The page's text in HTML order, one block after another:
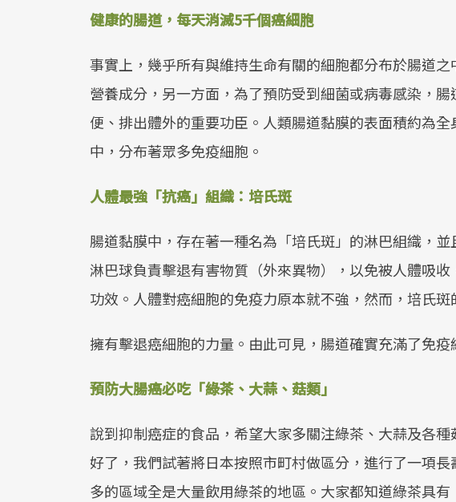
健康的腸道，每天消滅5千個癌細胞
事實上，幾乎所有與維持生命有關的細胞都分布於腸道
營養成分，另一方面，為了預防受到細菌或病毒感染，
便、排出體外的重要功臣。人類腸道黏膜的表面積約為
中，分布著眾多免疫細胞。
人體最強「抗癌」組織：培氏斑
腸道黏膜中，存在著一種名為「培氏斑」的淋巴組織，
淋巴球負責擊退有害物質（外來異物），以免被人體吸
功效。人體對癌細胞的免疫力原本就不強，然而，培氏斑
擁有擊退癌細胞的力量。由此可見，腸道確實充滿了免
預防大腸癌必吃「綠茶、大蒜、菇類」
說到抑制癌症的食品，希望大家多關注綠茶、大蒜及各
好了，我們試著將日本按照市町村做區分，進行了一項
多的區域全是大量飲用綠茶的地區。大家都知道綠茶具